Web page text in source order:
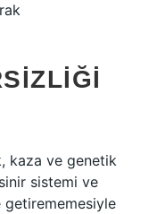
kaza ve genetik
sistemi ve
getirememesiyle